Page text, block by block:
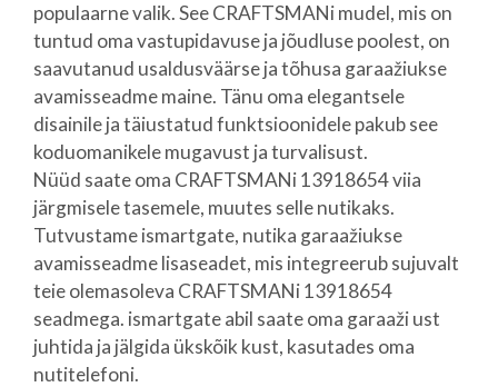
populaarne valik. See CRAFTSMANi mudel, mis on
tuntud oma vastupidavuse ja jõudluse poolest, on
saavutanud usaldusväärse ja tõhusa garaažiukse
avamisseadme maine. Tänu oma elegantsele
disainile ja täiustatud funktsioonidele pakub see
koduomanikele mugavust ja turvalisust.
Nüüd saate oma CRAFTSMANi 13918654 viia
järgmisele tasemele, muutes selle nutikaks.
Tutvustame ismartgate, nutika garaažiukse
avamisseadme lisaseadet, mis integreerub sujuvalt
teie olemasoleva CRAFTSMANi 13918654
seadmega. ismartgate abil saate oma garaaži ust
juhtida ja jälgida ükskõik kust, kasutades oma
nutitelefoni.